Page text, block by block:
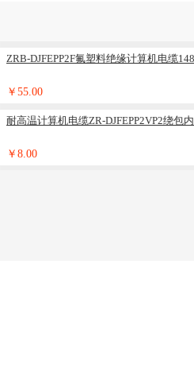
ZRB-DJFEPP2F氟塑料绝缘计算机电缆
￥55.00
耐高温计算机电缆ZR-DJFEPP2VP2绕包
￥8.00